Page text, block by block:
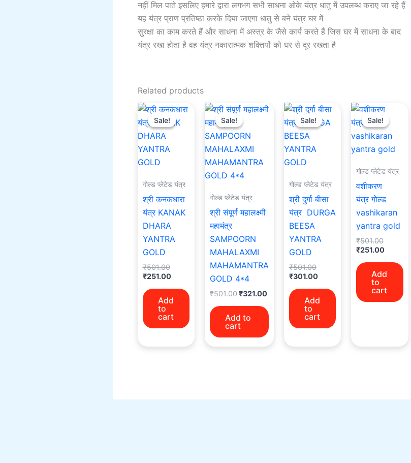
नहीं मिल पाते इसलिए हमारे द्वारा लगभग सभी साधना ओके यंत्र धातु में उपलब्ध कराए जा रहे हैं
यह यंत्र प्राण प्रतिष्ठा करके दिया जाएगा धातु से बने यंत्र घर में
सुरक्षा का काम करते हैं और साधना में अस्त्र के जैसे कार्य करते हैं जिस घर में साधना के बाद
यंत्र रखा होता है वह यंत्र नकारात्मक शक्तियों को घर से दूर रखता है
Related products
Sale!
Sale!
गोल्ड प्लेटेड यंत्र
श्री कनकधारा
यंत्र KANAK
DHARA
YANTRA
GOLD
₹501.00
Original
was:
₹251.00
Current
is:
Add
to
cart
Sale!
Sale!
गोल्ड प्लेटेड यंत्र
श्री संपूर्ण महालक्ष्मी
महामंत्र
SAMPOORN
MAHALAXMI
MAHAMANTRA
GOLD 4*4
₹501.00
Original
price
was:
₹501.00.
₹321.00
Current
₹321.00.
Add to
cart
Sale!
Sale!
गोल्ड प्लेटेड यंत्र
श्री दुर्गा बीसा
यंत्र DURGA
BEESA
YANTRA
GOLD
₹501.00
Original
was:
₹301.00
Current
is:
Add
to
cart
Sale!
Sale!
गोल्ड प्लेटेड यंत्र
वशीकरण
यंत्र गोल्ड
vashikaran
yantra gold
₹501.00
Original
was:
₹501.00.
₹251.00
Current
is:
₹251.00.
Add
to
cart